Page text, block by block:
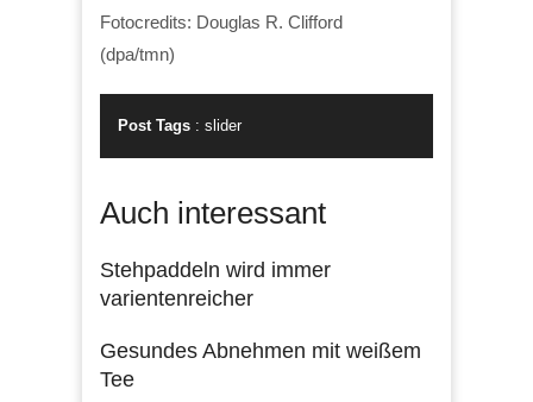
Fotocredits: Douglas R. Clifford
(dpa/tmn)
Post Tags : slider
Auch interessant
Stehpaddeln wird immer
varientenreicher
Gesundes Abnehmen mit weißem
Tee